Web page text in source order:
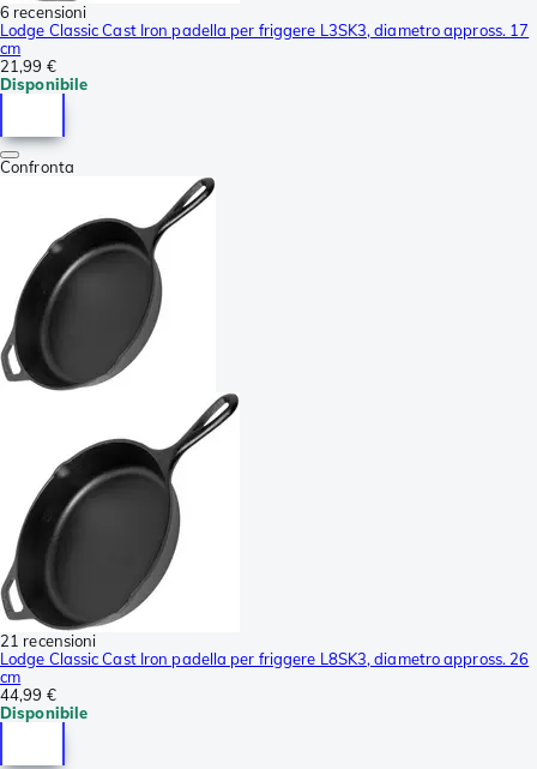
6 recensioni
Lodge Classic Cast Iron padella per friggere L3SK3, diametro appross. 17
cm
21,99 €
Disponibile
Confronta
21 recensioni
Lodge Classic Cast Iron padella per friggere L8SK3, diametro appross. 26
cm
44,99 €
Disponibile